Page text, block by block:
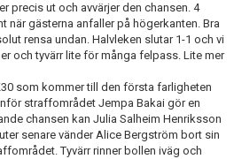
precis ut och avvärjer den chansen. 4
när gästerna anfaller på högerkanten. Bra
rensa undan. Halvleken slutar 1-1 och vi
och tyvärr lite för många felpass. Lite mer
som kommer till den första farligheten
straffområdet Jempa Bakai gör en
chansen kan Julia Salheim Henriksson
senare vänder Alice Bergström bort sin
Tyvärr rinner bollen iväg och